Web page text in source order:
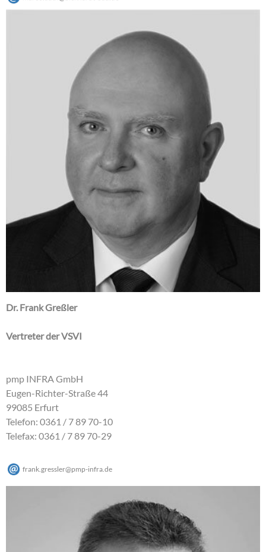
Dr. Frank Greßler
Vertreter der VSVI
pmp INFRA GmbH
Eugen-Richter-Straße 44
99085 Erfurt
Telefon: 0361 / 7 89 70-10
Telefax: 0361 / 7 89 70-29
frank.gressler@pmp-infra.de